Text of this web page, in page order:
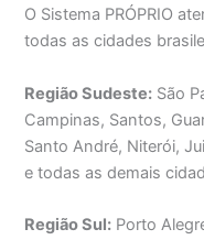
O Sistema PRÓPRIO
todas as cidades
Região Sudeste: São
Campinas, Santos,
Santo André, Niterói,
e todas as demais
Região Sul: Porto